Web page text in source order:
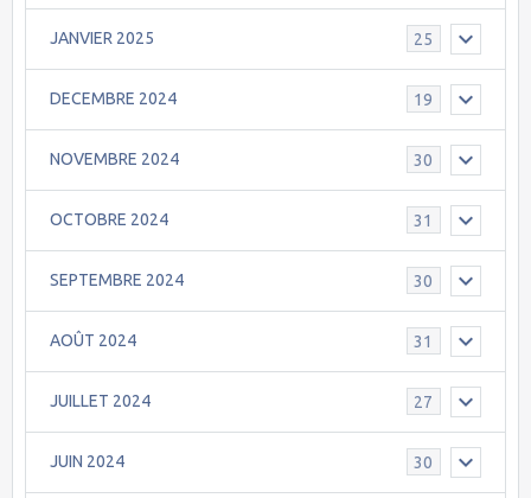
JANVIER 2025 25
DECEMBRE 2024 19
NOVEMBRE 2024 30
OCTOBRE 2024 31
SEPTEMBRE 2024 30
AOÛT 2024 31
JUILLET 2024 27
JUIN 2024 30